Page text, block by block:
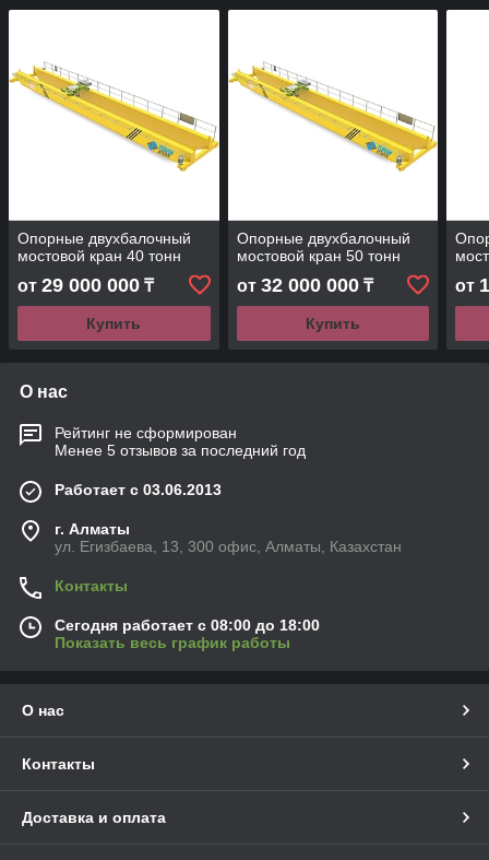
Опорные двухбалочный
мостовой кран 40 тонн
от 29 000 000 ₸
Купить
Опорные двухбалочный
мостовой кран 50 тонн
от 32 000 000₸
Купить
от
О нас
Рейтинг не сформирован
Менее 5 отзывов за последний год
Работает с 03.06.2013
г. Алматы
ул. Егизбаева, 13, 300 офис, Алматы, Казахстан
Контакты
Сегодня работает с 08:00 до 18:00
Показать весь график работы
О нас
Контакты
Доставка и оплата